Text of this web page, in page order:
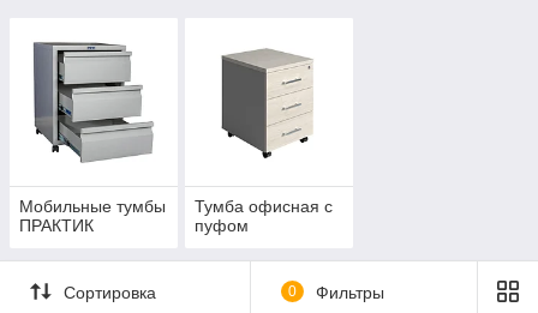
Мобильные тумбы
ПРАКТИК
Тумба офисная с
пуфом
Сортировка 0 Фильтры